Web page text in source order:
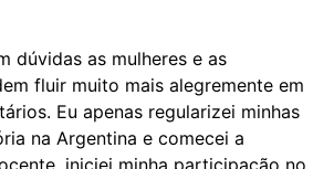
dúvidas as mulheres e as
fluir muito mais alegremente em
Eu apenas regularizei minhas
na Argentina e comecei a